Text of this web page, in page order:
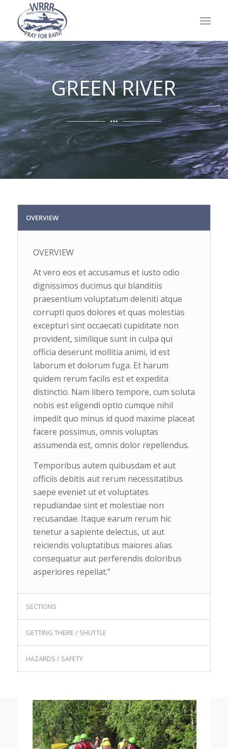
GREEN RIVER
OVERVIEW
OVERVIEW
At vero eos et accusamus et iusto odio
dignissimos ducimus qui blanditiis
praesentium voluptatum deleniti atque
corrupti quos dolores et quas molestias
excepturi sint occaecati cupiditate non
provident, similique sunt in culpa qui
officia deserunt mollitia animi, id est
laborum et dolorum fuga. Et harum
quidem rerum facilis est et expedita
distinctio. Nam libero tempore, cum soluta
nobis est eligendi optio cumque nihil
impedit quo minus id quod maxime placeat
facere possimus, omnis voluptas
assumenda est, omnis dolor repellendus.
Temporibus autem quibusdam et aut
officiis debitis aut rerum necessitatibus
saepe eveniet ut et voluptates
repudiandae sint et molestiae non
recusandae. Itaque earum rerum hic
tenetur a sapiente delectus, ut aut
reiciendis voluptatibus maiores alias
consequatur aut perferendis doloribus
asperiores repellat.”
SECTIONS
GETTING THERE / SHUTTLE
HAZARDS / SAFETY